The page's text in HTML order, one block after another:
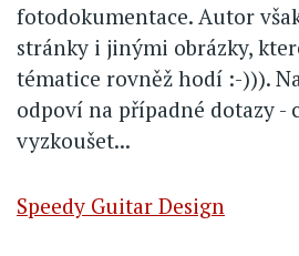
fotodokumentace. Autor
stránky i jinými obrázky,
tématice rovněž hodí :-))).
odpoví na případné dotazy -
vyzkoušet...
Speedy Guitar Design